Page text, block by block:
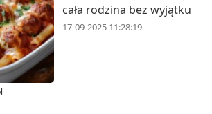
cała rodzina bez wyjątku
17-09-2025 11:28:19